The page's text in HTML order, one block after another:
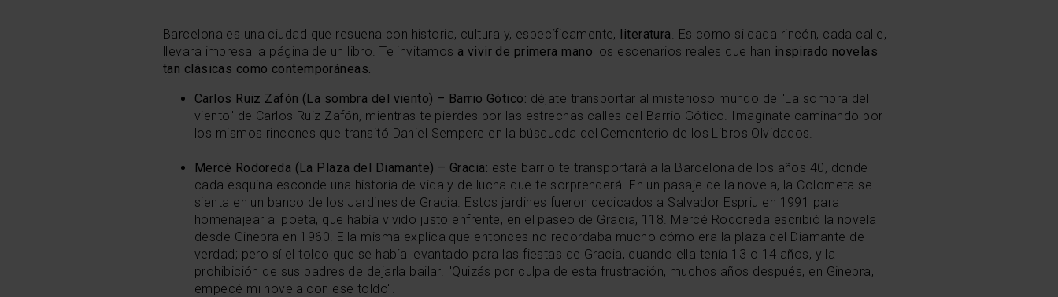
Barcelona es una ciudad que resuena con historia, cultura y, específicamente, literatura . Es como si cada rincón, cada calle,
llevara impresa la página de un libro. Te invitamos a vivir de primera mano los escenarios reales que han inspirado novelas
tan clásicas como contemporáneas.
Carlos Ruiz Zafón (La sombra del viento) – Barrio Gótico: déjate transportar al misterioso mundo de "La sombra del
viento" de Carlos Ruiz Zafón, mientras te pierdes por las estrechas calles del Barrio Gótico. Imagínate caminando por
los mismos rincones que transitó Daniel Sempere en la búsqueda del Cementerio de los Libros Olvidados.
Mercè Rodoreda (La Plaza del Diamante) – Gracia: este barrio te transportará a la Barcelona de los años 40, donde
cada esquina esconde una historia de vida y de lucha que te sorprenderá. En un pasaje de la novela, la Colometa se
sienta en un banco de los Jardines de Gracia. Estos jardines fueron dedicados a Salvador Espriu en 1991 para
homenajear al poeta, que había vivido justo enfrente, en el paseo de Gracia, 118. Mercè Rodoreda escribió la novela
desde Ginebra en 1960. Ella misma explica que entonces no recordaba mucho cómo era la plaza del Diamante de
verdad; pero sí el toldo que se había levantado para las fiestas de Gracia, cuando ella tenía 13 o 14 años, y la
prohibición de sus padres de dejarla bailar. "Quizás por culpa de esta frustración, muchos años después, en Ginebra,
empecé mi novela con ese toldo".